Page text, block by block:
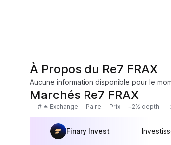
À Propos du Re7 FRAX
Aucune information disponible pour le
Marchés Re7 FRAX
# Exchange Paire Prix +2% depth -
Finary Invest